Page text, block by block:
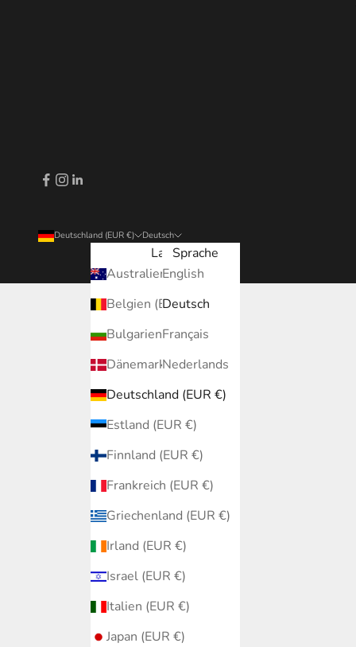
Deutschland (EUR €)
Land
Australien (EUR €)
Belgien (EUR €)
Bulgarien (EUR €)
Dänemark (EUR €)
Deutschland (EUR €)
Estland (EUR €)
Finnland (EUR €)
Frankreich (EUR €)
Griechenland (EUR €)
Irland (EUR €)
Israel (EUR €)
Italien (EUR €)
Japan (EUR €)
Deutsch
Sprache
English
Deutsch
Français
Nederlands